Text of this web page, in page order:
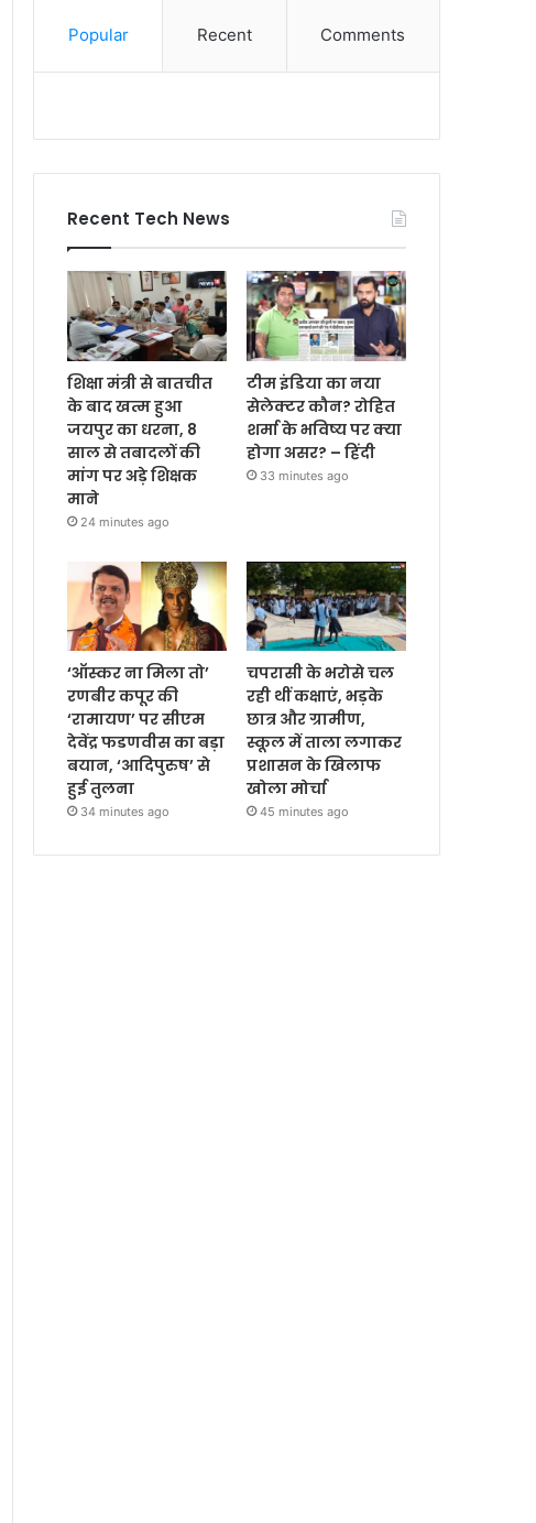
Popular Recent Comments
Recent Tech News
शिक्षा मंत्री से बातचीत
के बाद खत्म हुआ
जयपुर का धरना, 8
साल से तबादलों की
मांग पर अड़े शिक्षक
माने
24 minutes ago
टीम इंडिया का नया
सेलेक्टर कौन? रोहित
शर्मा के भविष्य पर क्या
होगा असर? – हिंदी
33 minutes ago
‘ऑस्कर ना मिला तो’
रणबीर कपूर की
‘रामायण’ पर सीएम
देवेंद्र फडणवीस का बड़ा
बयान, ‘आदिपुरुष’ से
हुई तुलना
34 minutes ago
चपरासी के भरोसे चल
रही थीं कक्षाएं, भड़के
छात्र और ग्रामीण,
स्कूल में ताला लगाकर
प्रशासन के खिलाफ
खोला मोर्चा
45 minutes ago